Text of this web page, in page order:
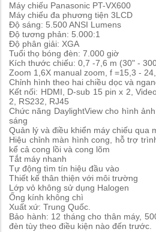
Máy chiếu Panasonic PT-VX600
Máy chiếu đa phương tiện 3LCD
Độ sáng: 5.500 ANSI Lumens
Độ tương phản: 5.000:1
Độ phân giải: XGA
Tuổi thọ bóng đèn: 7.000 giờ
Kích thước chiếu: 0,7 -7,6 m (30" -
Zoom 1,6X manual zoom, f =15,3 -
Chỉnh hình theo hai chiều dọc và
Kết nối: HDMI, D-sub 15 pin x 2,
2, RS232, RJ45
Chức năng DaylightView cho hình
sáng
Quản lý và điều khiển máy chiếu qua
Hiệu chỉnh màn hình cong, hỗ trợ
kể cả cong lồi và cong lõm
Tắt máy nhanh
Tự động tìm tín hiệu đầu vào
Thiết kế thân thiện với môi trường
Lớp vỏ không sử dụng Halogen
Ống kính không chì
Xuất xứ: Trung Quốc.
Bảo hành: 12 tháng cho thân máy,
đèn tùy theo điều kiện nào đến trước.